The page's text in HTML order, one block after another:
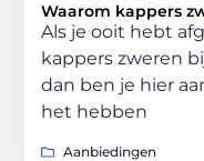
Waarom kappers
Als je ooit hebt
kappers zweren
dan ben je hier
het hebben
Aanbiedingen